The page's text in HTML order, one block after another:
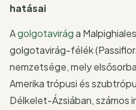
hatásai
Agolgotavirága
golgotavirág-félék
nemzetsége, mely
Amerika trópusi és
Délkelet-Ázsiában, számos